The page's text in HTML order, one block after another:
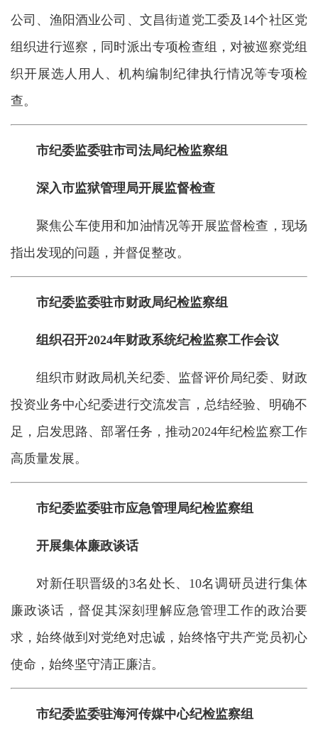
公司、渔阳酒业公司、文昌街道党工委及14个社区党
组织进行巡察，同时派出专项检查组，对被巡察党组
织开展选人用人、机构编制纪律执行情况等专项检
查。
市纪委监委驻市司法局纪检监察组
深入市监狱管理局开展监督检查
聚焦公车使用和加油情况等开展监督检查，现场
指出发现的问题，并督促整改。
市纪委监委驻市财政局纪检监察组
组织召开2024年财政系统纪检监察工作会议
组织市财政局机关纪委、监督评价局纪委、财政
投资业务中心纪委进行交流发言，总结经验、明确不
足，启发思路、部署任务，推动2024年纪检监察工作
高质量发展。
市纪委监委驻市应急管理局纪检监察组
开展集体廉政谈话
对新任职晋级的3名处长、10名调研员进行集体
廉政谈话，督促其深刻理解应急管理工作的政治要
求，始终做到对党绝对忠诚，始终恪守共产党员初心
使命，始终坚守清正廉洁。
市纪委监委驻海河传媒中心纪检监察组